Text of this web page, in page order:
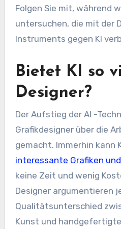
Folgen Sie mit, während
untersuchen, die mit der
Instruments gegen KI
Bietet KI so
Designer?
Der Aufstieg der AI -
Grafikdesigner über die
gemacht. Immerhin kann
interessante Grafiken
keine Zeit und wenig
Designer argumentieren
Qualitätsunterschied
Kunst und